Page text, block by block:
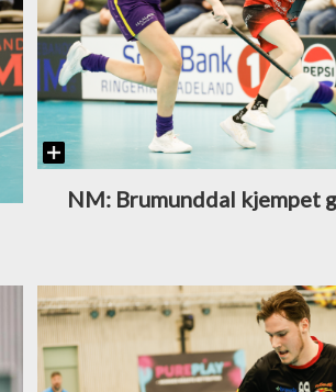
NM: Brumunddal kjempet